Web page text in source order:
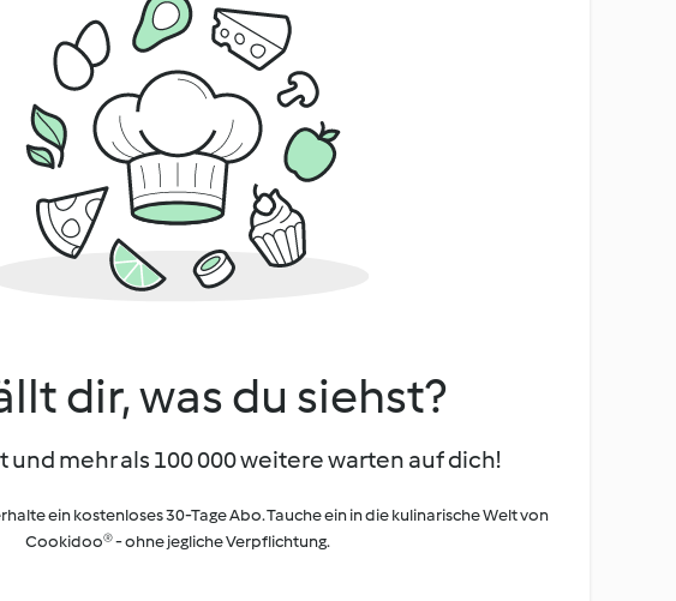
dir, was du siehst?
und mehr als 100 000 weitere warten auf dich!
ein kostenloses 30-Tage Abo. Tauche ein in die kulinarische Welt von
Cookidoo® - ohne jegliche Verpflichtung.